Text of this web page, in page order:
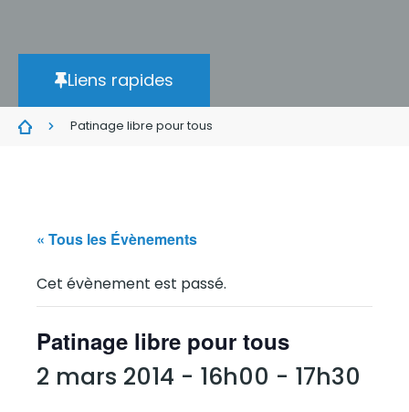
Liens rapides
Patinage libre pour tous
« Tous les Évènements
Cet évènement est passé.
Patinage libre pour tous
2 mars 2014 - 16h00 - 17h30